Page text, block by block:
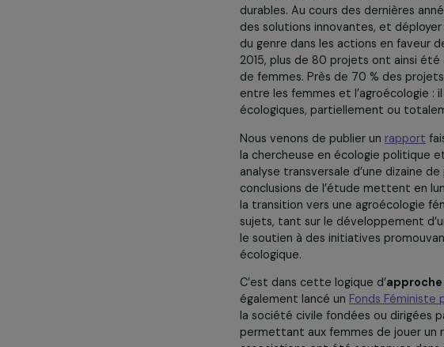
mieux et plus efficacement
réseau. C’est pour cela que
la gestion de crise et la
Focus 2030 : Votre
climat. Pouvez-vous nous
Danièle Marcovici pour les
Sophie Pouget: La
durables. Au cours des
des solutions innovantes, et
du genre dans les actions en
2015, plus de 80 projets ont
entre les femmes et
écologiques, partiellement
Nous venons de publier un